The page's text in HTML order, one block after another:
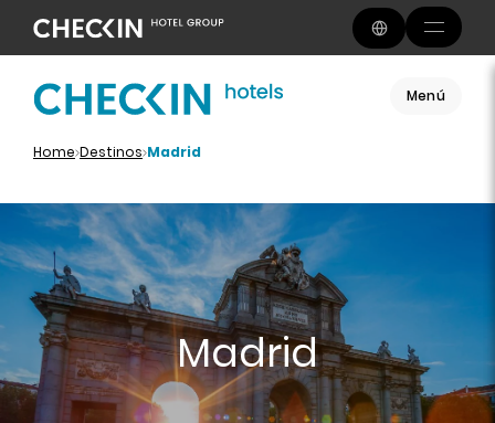
Menú
Home Destinos Madrid
Madrid